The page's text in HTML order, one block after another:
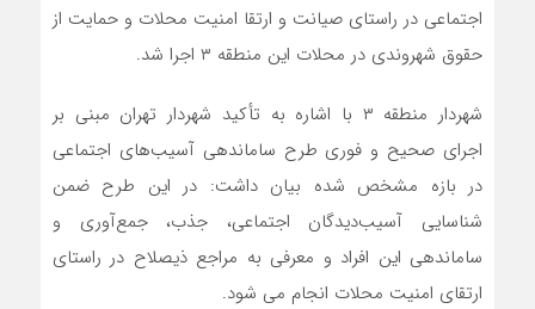
اجتماعی در راستای صیانت و ارتقا امنیت محلات و حمایت از
حقوق شهروندی در محلات این منطقه ۳ اجرا شد.
شهردار منطقه ۳ با اشاره به تأکید شهردار تهران مبنی بر
اجرای صحیح و فوری طرح ساماندهی آسیب‌های اجتماعی
در بازه مشخص شده بیان داشت: در این طرح ضمن
شناسایی آسیب‌دیدگان اجتماعی، جذب، جمع‌آوری و
ساماندهی این افراد و معرفی به مراجع ذیصلاح در راستای
ارتقای امنیت محلات انجام می شود.